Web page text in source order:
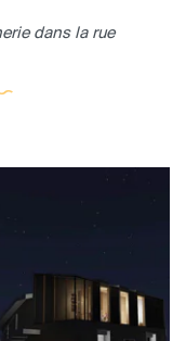
dans la rue